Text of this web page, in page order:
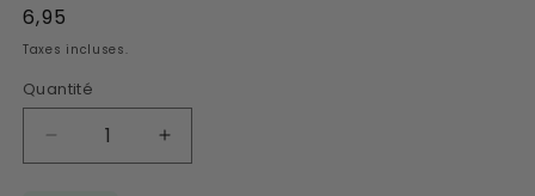
Prix
habituel
6,95
Taxes incluses.
Quantité
Réduire
la
Augmenter
la